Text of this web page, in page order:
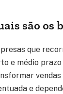
são os
que
e médio
vendas
e